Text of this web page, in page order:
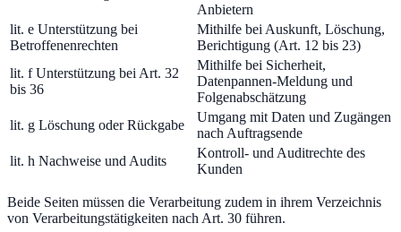
Anbietern
lit. e Unterstützung bei
Betroffenenrechten
Mithilfe bei Auskunft, Löschung,
Berichtigung (Art. 12 bis 23)
lit. f Unterstützung bei Art. 32
bis 36
Mithilfe bei Sicherheit,
Datenpannen-Meldung und
Folgenabschätzung
lit. g Löschung oder Rückgabe
Umgang mit Daten und Zugängen
nach Auftragsende
lit. h Nachweise und Audits
Kontroll- und Auditrechte des
Kunden
Beide Seiten müssen die Verarbeitung zudem in ihrem Verzeichnis
von Verarbeitungstätigkeiten nach Art. 30 führen.